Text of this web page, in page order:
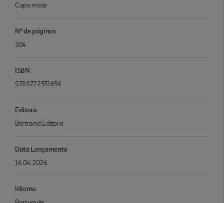
Capa mole
Nº de páginas
304
ISBN
9789722551656
Editora
Bertrand Editora
Data Lançamento
16.04.2026
Idioma